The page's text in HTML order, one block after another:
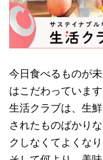
今日食べるものが
はこだわっています
生活クラブは、生
されたものばかり
クしなくてよくなり